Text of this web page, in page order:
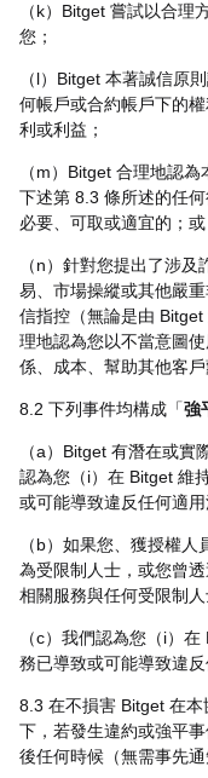
（k）Bitget 嘗試以合理
您；
（l）Bitget 本著誠信原
何帳戶或合約帳戶下的
利或利益；
（m）Bitget 合理地認
下述第 8.3 條所述的任
必要、可取或適宜的；或
（n）針對您提出了涉
易、市場操縱或其他嚴
信指控（無論是由
理地認為您以不當意圖
係、成本、幫助其他客戶
8.2 下列事件均構成「強
（a）Bitget 有潛在或實
認為您（i）在 Bitget 維
或可能導致違反任何適用
（b）如果您、獲授權
為受限制人士，或您曾
相關服務與任何受限制
（c）我們認為您（i）
務已導致或可能導致違反
8.3 在不損害 Bitget 在
下，若發生違約或強平
後任何時候（無需事先通